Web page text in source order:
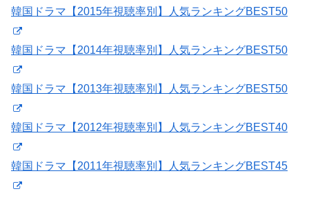
韓国ドラマ【2015年視聴率別】人気ランキングBEST50
韓国ドラマ【2014年視聴率別】人気ランキングBEST50
韓国ドラマ【2013年視聴率別】人気ランキングBEST50
韓国ドラマ【2012年視聴率別】人気ランキングBEST40
韓国ドラマ【2011年視聴率別】人気ランキングBEST45